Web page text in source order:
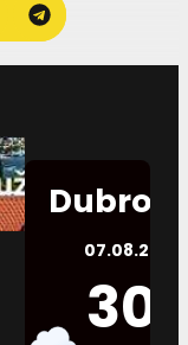
07.08.2026.
30